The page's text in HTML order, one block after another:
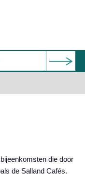
die door
de Salland Cafés.